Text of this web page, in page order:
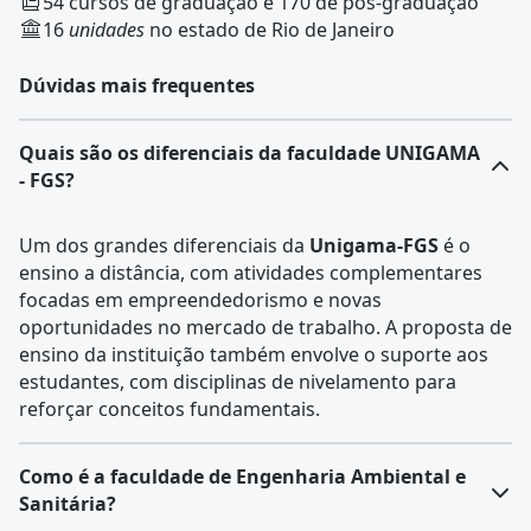
16 unidades no estado de Rio de Janeiro
Dúvidas mais frequentes
Quais são os diferenciais da faculdade UNIGAMA
- FGS?
Um dos grandes diferenciais da Unigama-FGS é o
ensino a distância, com atividades complementares
focadas em empreendedorismo e novas
oportunidades no mercado de trabalho. A proposta de
ensino da instituição também envolve o suporte aos
estudantes, com disciplinas de nivelamento para
reforçar conceitos fundamentais.
Como é a faculdade de Engenharia Ambiental e
Sanitária?